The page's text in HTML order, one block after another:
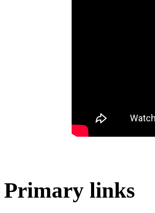
Primary links